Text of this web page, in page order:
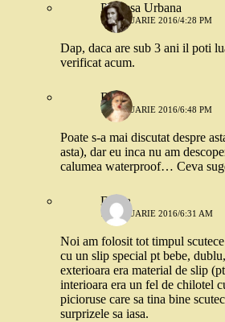
Printesa Urbana
14 IANUARIE 2016/4:28 PM
Dap, daca are sub 3 ani il poti
verificat acum.
Rallu
14 IANUARIE 2016/6:48 PM
Poate s-a mai discutat despre
asta), dar eu inca nu am
calumea waterproof… Ceva
Diana
18 IANUARIE 2016/6:31 AM
Noi am folosit tot timpul
cu un slip special pt bebe,
exterioara era material de slip
interioara era un fel de chilotel
picioruse care sa tina bine
surprizele sa iasa.